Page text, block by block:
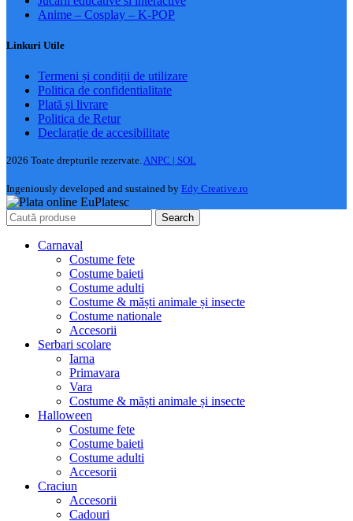
Anime – Cosplay – K‑POP
Linkuri Utile
Termeni și condiții de utilizare
Politica de confidentialitate
Plată și livrare
Politica de Retur
Declarație de accesibilitate
2026 Toate drepturile rezervate.ANPC | SOL
Ingeniously developed and sustained by Edy Creative.ro
Search
Carnaval
Costume fete
Costume baieti
Costume adulti
Costume & măști animale și insecte
Costume nationale
Accesorii
Serbari scolare
Iarna
Primavara
Vara
Costume & măști animale și insecte
Halloween
Costume fete
Costume baieti
Costume adulti
Accesorii
Craciun
Accesorii
Cadouri